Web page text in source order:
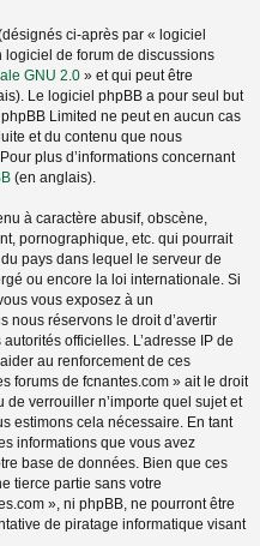
ci-après par « logiciel
logiciel de forum de discussions
GNU 2.0 » et qui peut être
Le logiciel phpBB a pour seul but
Limited ne peut en aucun cas
et du contenu que nous
plus d’informations concernant
(en anglais).
à caractère abusif, obscène,
pornographique, etc. qui pourrait
pays dans lequel le serveur de
ou encore la loi internationale. Si
vous exposez à un
nous réservons le droit d’avertir
officielles. L’adresse IP de
au renforcement de ces
forums de fcnantes.com » ait le droit
verrouiller n’importe quel sujet et
estimons cela nécessaire. En tant
informations que vous avez
base de données. Bien que ces
tierce partie sans votre
», ni phpBB, ne pourront être
de piratage informatique visant